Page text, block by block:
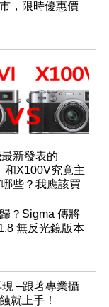
，限時優惠價
新發表的
和X100V究竟主
些？我應該買
？Sigma 傳將
無反光鏡版本
–跟著專業攝
就上手！